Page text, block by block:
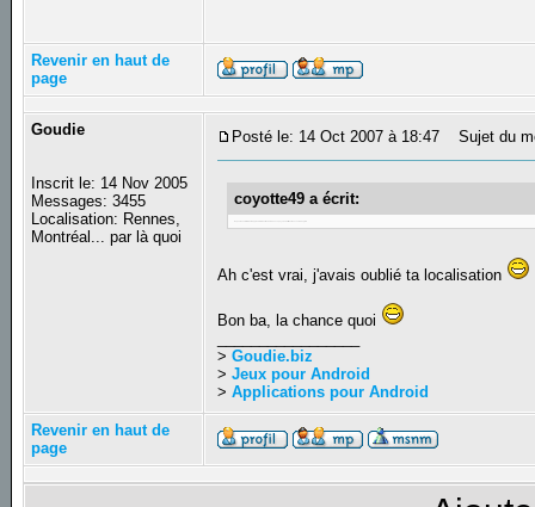
Revenir en haut de
page
Goudie
Inscrit le: 14 Nov 2005
Messages: 3455
Localisation: Rennes,
Montréal... par là quoi
Posté le: 14 Oct 2007 à 18:47 Sujet du
coyotte49 a écrit:
Ah c'est vrai, j'avais oublié ta localisation
Bon ba, la chance quoi
>Goudie.biz
>Jeux pour Android
>Applications pour Android
Revenir en haut de
page